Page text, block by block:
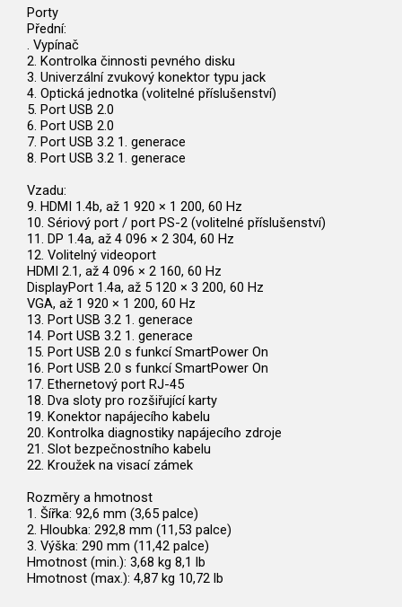
Porty
Přední:
. Vypínač
2. Kontrolka činnosti pevného disku
3. Univerzální zvukový konektor typu jack
4. Optická jednotka (volitelné příslušenství)
5. Port USB 2.0
6. Port USB 2.0
7. Port USB 3.2 1. generace
8. Port USB 3.2 1. generace
Vzadu:
9. HDMI 1.4b, až 1 920 × 1 200, 60 Hz
10. Sériový port / port PS-2 (volitelné příslušenství)
11. DP 1.4a, až 4 096 × 2 304, 60 Hz
12. Volitelný videoport
HDMI 2.1, až 4 096 × 2 160, 60 Hz
DisplayPort 1.4a, až 5 120 × 3 200, 60 Hz
VGA, až 1 920 × 1 200, 60 Hz
13. Port USB 3.2 1. generace
14. Port USB 3.2 1. generace
15. Port USB 2.0 s funkcí SmartPower On
16. Port USB 2.0 s funkcí SmartPower On
17. Ethernetový port RJ-45
18. Dva sloty pro rozšiřující karty
19. Konektor napájecího kabelu
20. Kontrolka diagnostiky napájecího zdroje
21. Slot bezpečnostního kabelu
22. Kroužek na visací zámek
Rozměry a hmotnost
1. Šířka: 92,6 mm (3,65 palce)
2. Hloubka: 292,8 mm (11,53 palce)
3. Výška: 290 mm (11,42 palce)
Hmotnost (min.): 3,68 kg 8,1 lb
Hmotnost (max.): 4,87 kg 10,72 lb